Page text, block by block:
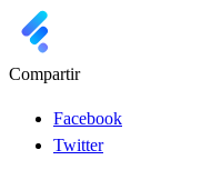
Compartir
Facebook
Twitter